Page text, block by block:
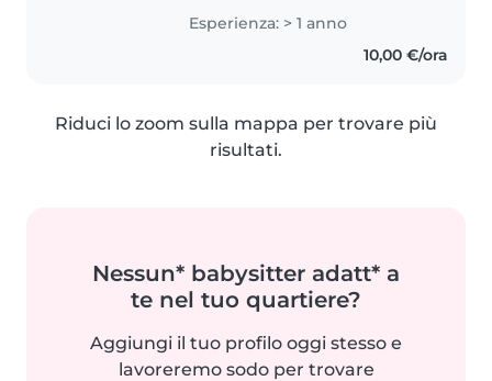
con bambini piccoli, in
particolare neonati e bambini in
Esperienza: > 1 anno
10,00 €/ora
Riduci lo zoom sulla mappa per trovare più
risultati.
Nessun* babysitter adatt* a
te nel tuo quartiere?
Aggiungi il tuo profilo oggi stesso e
lavoreremo sodo per trovare